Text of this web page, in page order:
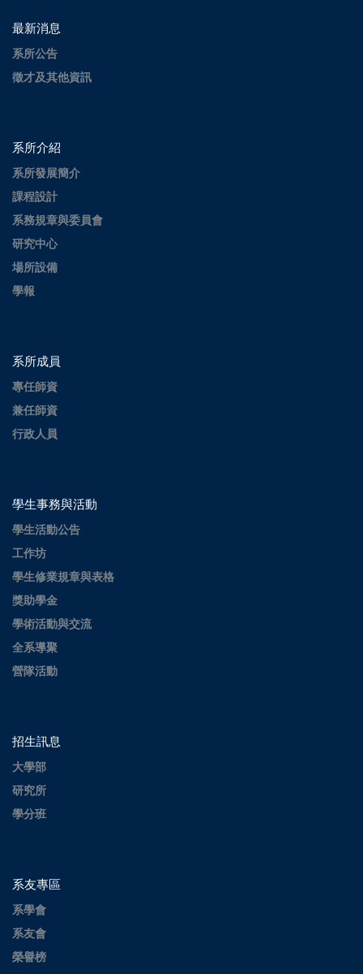
最新消息
系所公告
徵才及其他資訊
系所介紹
系所發展簡介
課程設計
系務規章與委員會
研究中心
場所設備
學報
系所成員
專任師資
兼任師資
行政人員
學生事務與活動
學生活動公告
工作坊
學生修業規章與表格
獎助學金
學術活動與交流
全系導聚
營隊活動
招生訊息
大學部
研究所
學分班
系友專區
系學會
系友會
榮譽榜